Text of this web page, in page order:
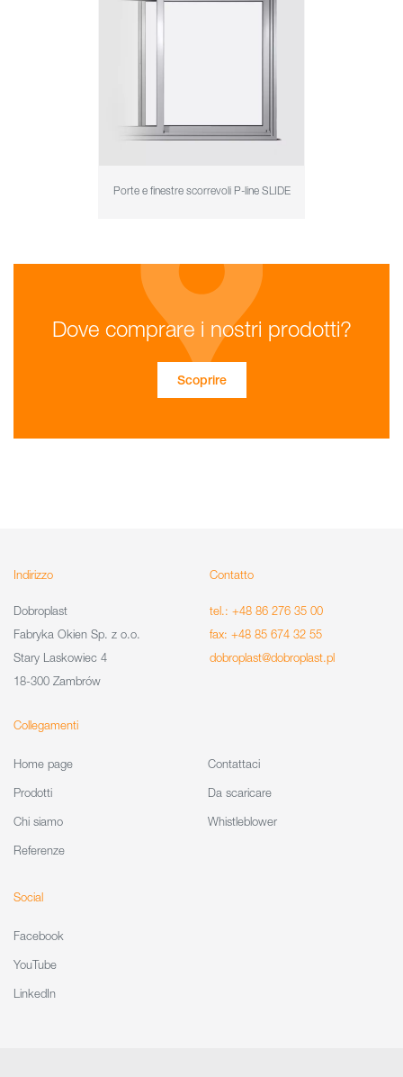
Porte e finestre scorrevoli P-line SLIDE
Dove comprare i nostri prodotti?
Scoprire
Indirizzo
Dobroplast
Fabryka Okien Sp. z o.o.
Stary Laskowiec 4
18-300 Zambrów
Contatto
tel.: +48 86 276 35 00
fax: +48 85 674 32 55
dobroplast@dobroplast.pl
Collegamenti
Home page
Prodotti
Chi siamo
Referenze
Contattaci
Da scaricare
Whistleblower
Social
Facebook
YouTube
LinkedIn